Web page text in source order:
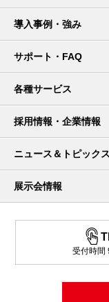
導入事例・強み
サポート・FAQ
各種サービス
採用情報・企業情報
ニュース＆トピックス
展示会情報
受付時間